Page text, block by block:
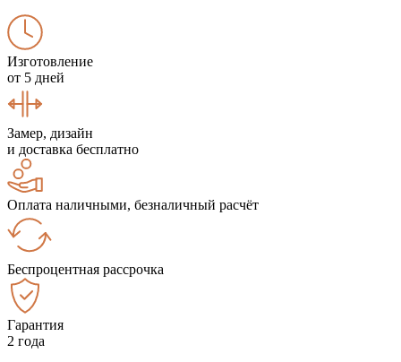
Изготовление
от 5 дней
Замер, дизайн
и доставка бесплатно
Оплата наличными, безналичный расчёт
Беспроцентная рассрочка
Гарантия
2 года